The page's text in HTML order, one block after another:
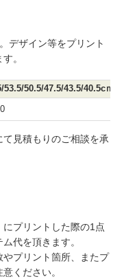
デザイン等をプリント
。
50.5/47.5/43.5/40.5cｍ）
て見積もりのご相談を承
プリントした際の1点
代を頂きます。
プリント箇所、またプ
ください。